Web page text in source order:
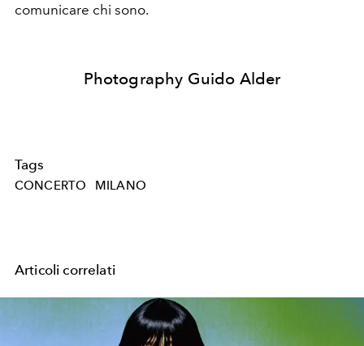
comunicare chi sono.
Photography Guido Alder
Tags
CONCERTO MILANO
Articoli correlati